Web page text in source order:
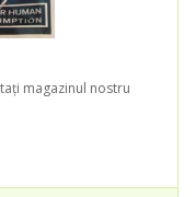
magazinul nostru